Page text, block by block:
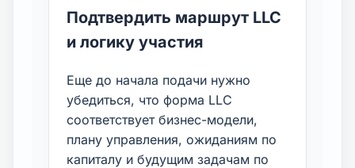
Подтвердить маршрут LLC
и логику участия
Еще до начала подачи нужно
убедиться, что форма LLC
соответствует бизнес-модели,
плану управления, ожиданиям по
капиталу и будущим задачам по